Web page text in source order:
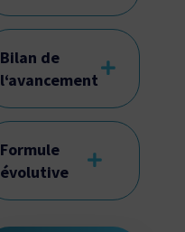
Bilan de
l‘avancement
Formule
évolutive